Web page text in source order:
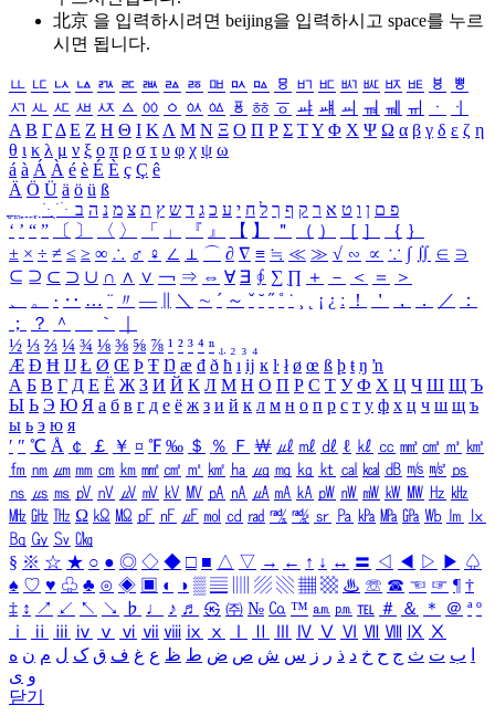
北京 을 입력하시려면 beijing을 입력하시고 space를 누르
시면 됩니다.
ㅥ ㅦ ㅧ ㅨ ㅩ ㅪ ㅫ ㅬ ㅭ ㅮ ㅯ ㅰ ㅱ ㅲ ㅳ ㅴ ㅵ ㅶ ㅷ ㅸ
ㅹ
ㅺ ㅻ ㅼ ㅽ ㅾ ㅿ ㆀ ㆁ ㆂ ㆃ ㆄ ㆅ ㆆ ㆇ ㆈ ㆉ ㆊ ㆋ ㆌ ㆍ
ㆎ
Α Β ΓΔ Ε Ζ Η Θ Ι ΚΛ Μ Ν Ξ Ο Π Ρ Σ ΤΥ Φ Χ Ψ Ω α β γ δ ε ζ η
θ ι κ λ μ ν ξ ο π ρ σ τ υ φ χ ψ ω
á à Á À é è É È ç Ç ê
Ä Ö Ü ä ö ü ß
ִֶֹ ֻּ ׁׂ פ ם ן ו ט א ר ק ף ך ל ח י ע כ ג ד ש ץ ת צ מ נ ה ב
‘ ’ “ ” 〔 〕 〈 〉 「 」 『 』 【 】 ＂ （ ） ［ ］ ｛ ｝
± × ÷ ≠ ≤ ≥ ∞ ∴ ♂ ♀ ∠ ⊥ ⌒ ∂ ∇ ≡ ≒ ≪ ≫ √ ∽ ∝ ∵ ∫ ∬ ∈ ∋
⊆ ⊇ ⊂ ⊃ ∪ ∩ ∧ ∨ ￢ ⇒ ⇔ ∀ ∃ ∮ ∑ ∏ ＋ － ＜ ＝
＞
、
。 · ‥ … ¨ 〃 ― ＼ ∼ ´ ～ ˇ ˘ ˝ ˚ ˙ ¸ ¡ ¿ ː ！ ＇ ， ． ／
：
；
？ ＾ ｀
½ ⅓ ⅔ ¼ ¾ ⅛ ⅜ ⅝ ⅞ ¹ ² ³ ⁴ ⁿ ₁ ₂ ₃ ₄
Æ Ð Ħ Ĳ Ł Ø Œ Þ Ŧ Ŋ æ đ ð ħ ı ĳ ĸ ŀ ł ø œ ß þ ŧ ŋ ŉ
А Б В Г Д Е Ё Ж З И Й К Л М Н О П Р С Т У Ф Х Ц Ч Ш Щ Ъ
Ы Ь Э Ю Я а б в г д е ё ж з и й к л м н о п р с т у ф х ц ч ш щ ъ
ы ь э ю я
′ ″ ℃ Å ￠ ￡ ￥ ¤ ℉ ‰ ＄ ％ Ｆ ￦ ㎕ ㎖ ㎗ ℓ ㎘ ㏄ ㎣ ㎤ ㎥ ㎦
㎙ ㎚ ㎛ ㎜ ㎝ ㎞ ㎟ ㎠ ㎡ ㎢ ㏊ ㎍ ㎎ ㎏ ㏏ ㎈ ㎉ ㏈ ㎧ ㎨ ㎰
㎱ ㎲ ㎳ ㎴ ㎵ ㎶ ㎷ ㎸ ㎹ ㎀ ㎁ ㎂ ㎃ ㎄ ㎺ ㎻ ㎽ ㎾ ㎿ ㎐ ㎑
㎒ ㎓ ㎔ Ω ㏀ ㏁ ㎊ ㎋ ㎌ ㏖ ㏅ ㎭ ㎮ ㎯ ㏛ ㎩ ㎪ ㎫ ㎬ ㏝ ㏐
㏓
㏃ ㏉ ㏜ ㏆
§ ※ ☆ ★ ○ ● ◎ ◇ ◆ □ ■ △ ▽ → ← ↑ ↓ ↔ 〓 ◁ ◀ ▷ ▶ ♤
♠ ♡ ♥ ♧ ♣ ⊙ ◈ ▣ ◐ ◑ ▒ ▤ ▨ ▧ ▦ ▩ ♨ ☏ ☎ ☜ ☞ ¶ †
‡ ↕ ↗ ↙ ↖ ↘ ♭ ♩ ♪ ♬ ㉿ ㈜ № ㏇ ™ ㏂ ㏘ ℡ ＃ ＆ ＊ ＠ ª º
ⅰ
ⅱ ⅲ ⅳ ⅴ ⅵ ⅶ ⅷ ⅸ ⅹ Ⅳ Ⅴ Ⅵ Ⅶ Ⅷ Ⅸ Ⅹ
ب ت ث ج ح خ د ذ ر ز س ش ص ض ط ظ ع غ ف ق ک ل م ن ه
و ی
닫기